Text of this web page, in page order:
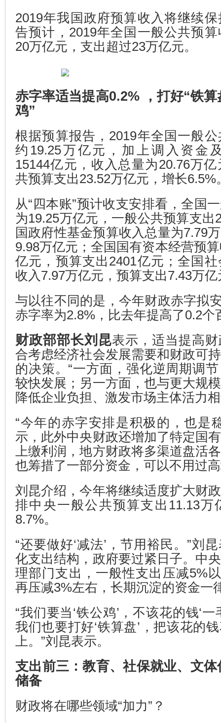
2019年我国政府预算收入将继续
告预计，2019年全国一般公共预
20万亿元，支出超过23万亿元。
赤字率适当提高0.2% ，打好“铁
鸡”
根据预算报告，2019年全国一般
约19.25万亿元，加上调入资金
15144亿元，收入总量为20.76万
共预算支出23.52万亿元，增长6.5%
从“四本账”预计收支安排看，全国
为19.25万亿元，一般公共预算支出
国政府性基金预算收入总量为7.79
9.98万亿元；全国国有资本经营预
亿元，预算支出2401亿元；全国
收入7.97万亿元，预算支出7.43万亿
与以往不同的是，今年财政赤字拟
赤字率为2.8%，比去年提高了0.2个
财政部部长刘昆表示，适当提高
合考虑经济社会发展需要和财政可
的决策。“一方面，强化逆周期调
较快发展；另一方面，也与更大规
降低企业负担、激发市场主体活力
“今年的赤字安排是积极的，也是
示，此外中央财政还增加了特定国
上缴利润，地方财政将多渠道盘活
也筹措了一部分资金，可以不用过
刘昆介绍，今年将继续适度扩大财
排中央一般公共预算支出11.13万
8.7%。
“还要做好‘减法’，节用裕民。”刘
化支出结构，政府要过紧日子。中
理部门支出，一般性支出压减5%
再压减3%左右，长期沉淀的资金一
“我们要当‘铁公鸡’，不该花的钱‘
我们也要打好‘铁算盘’，把该花的
上。”刘昆表示。
支出前三：教育、社保就业、文
储备
财政将在哪些领域“加力”？